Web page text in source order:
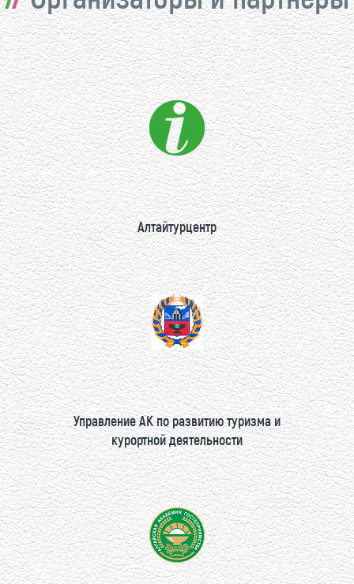
Алтайтурцентр
Управление АК по развитию туризма и
курортной деятельности